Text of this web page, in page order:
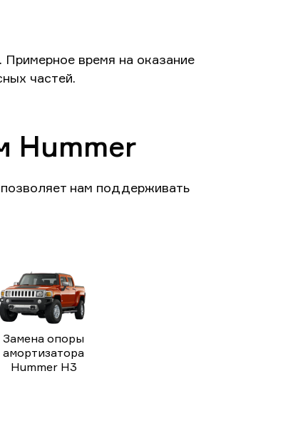
время на оказание
частей.
Hummer
нам поддерживать
Замена опоры
амортизатора
Hummer H3